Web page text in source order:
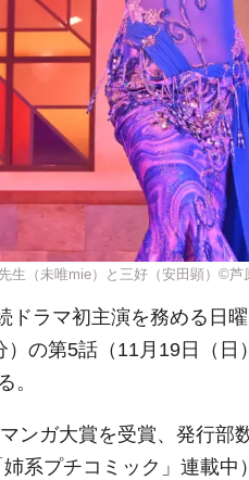
生（未唯mie）と三好（安田顕）©
ドラマ初主演を務める日
の第5話（11月19日（日
。
ンガ大賞を受賞、発行部
系プチコミック」連載